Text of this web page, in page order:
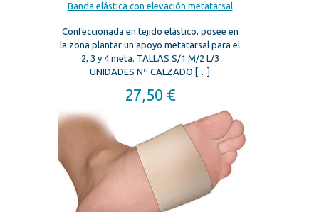
Banda elástica con elevación metatarsal
Confeccionada en tejido elástico, posee en
la zona plantar un apoyo metatarsal para el
2, 3 y 4 meta. TALLAS S/1 M/2 L/3
UNIDADES Nº CALZADO […]
27,50 €